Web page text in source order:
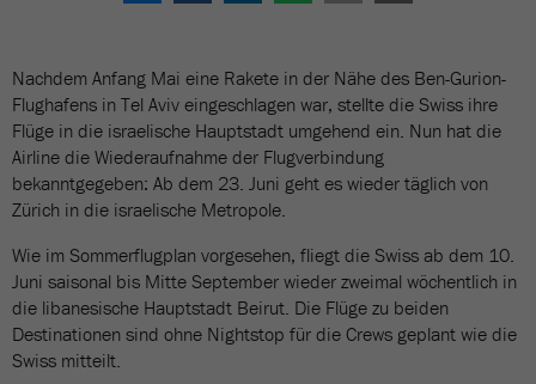
Nachdem Anfang Mai eine Rakete in der Nähe des Ben-Gurion-
Flughafens in Tel Aviv eingeschlagen war, stellte die Swiss ihre
Flüge in die israelische Hauptstadt umgehend ein. Nun hat die
Airline die Wiederaufnahme der Flugverbindung
bekanntgegeben: Ab dem 23. Juni geht es wieder täglich von
Zürich in die israelische Metropole.
Wie im Sommerflugplan vorgesehen, fliegt die Swiss ab dem 10.
Juni saisonal bis Mitte September wieder zweimal wöchentlich in
die libanesische Hauptstadt Beirut. Die Flüge zu beiden
Destinationen sind ohne Nightstop für die Crews geplant wie die
Swiss mitteilt.